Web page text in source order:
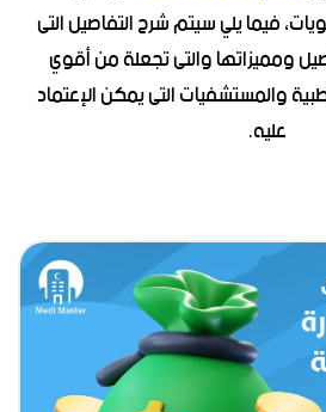
فيما يلي سيتم شرح التفاصيل التى
ومميزاتها والتى تجعلة من أقوي
والمستشفيات التى يمكن الإعتماد
عليه.